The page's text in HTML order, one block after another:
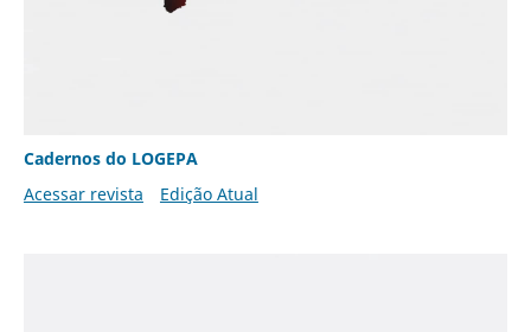
Cadernos do LOGEPA
Acessar revista
Edição Atual